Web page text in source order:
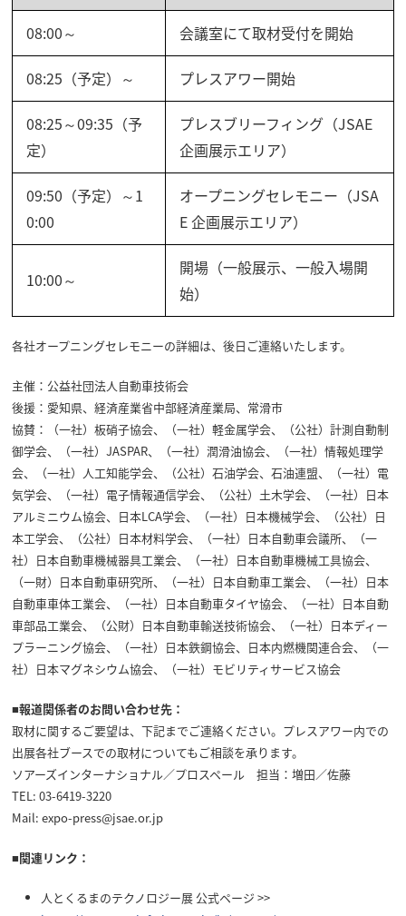
08:00～ 会議室にて取材受付を開始
08:25（予定）～ プレスアワー開始
08:25～09:35（予
定）
プレスブリーフィング（JSAE
企画展示エリア）
09:50（予定）～1
0:00
オープニングセレモニー（JSA
E 企画展示エリア）
10:00～
開場（一般展示、一般入場開
始）
各社オープニングセレモニーの詳細は、後日ご連絡いたします。
主催：公益社団法人自動車技術会
後援：愛知県、経済産業省中部経済産業局、常滑市
協賛：（一社）板硝子協会、（一社）軽金属学会、（公社）計測自動制
御学会、（一社）JASPAR、（一社）潤滑油協会、（一社）情報処理学
会、（一社）人工知能学会、（公社）石油学会、石油連盟、（一社）電
気学会、（一社）電子情報通信学会、（公社）土木学会、（一社）日本
アルミニウム協会、日本LCA学会、（一社）日本機械学会、（公社）日
本工学会、（公社）日本材料学会、（一社）日本自動車会議所、（一
社）日本自動車機械器具工業会、（一社）日本自動車機械工具協会、
（一財）日本自動車研究所、（一社）日本自動車工業会、（一社）日本
自動車車体工業会、（一社）日本自動車タイヤ協会、（一社）日本自動
車部品工業会、（公財）日本自動車輸送技術協会、（一社）日本ディー
プラーニング協会、（一社）日本鉄鋼協会、日本内燃機関連合会、（一
社）日本マグネシウム協会、（一社）モビリティサービス協会
■報道関係者のお問い合わせ先：
取材に関するご要望は、下記までご連絡ください。プレスアワー内での
出展各社ブースでの取材についてもご相談を承ります。
ソアーズインターナショナル／プロスペール 担当：増田／佐藤
TEL: 03-6419-3220
Mail: expo-press@jsae.or.jp
■関連リンク：
人とくるまのテクノロジー展 公式ページ >>